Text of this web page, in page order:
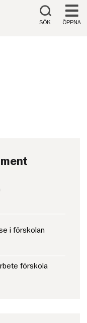
SÖK ÖPPNA
i förskolan
förskola